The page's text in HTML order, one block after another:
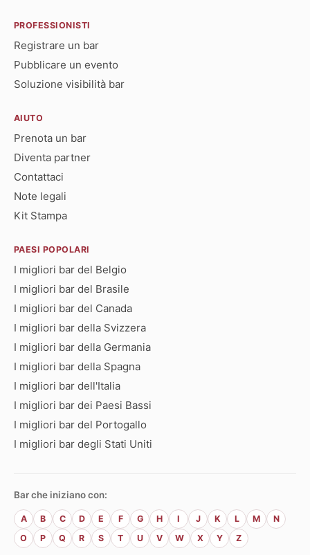
PROFESSIONISTI
Registrare un bar
Pubblicare un evento
Soluzione visibilità bar
AIUTO
Prenota un bar
Diventa partner
Contattaci
Note legali
Kit Stampa
PAESI POPOLARI
I migliori bar del Belgio
I migliori bar del Brasile
I migliori bar del Canada
I migliori bar della Svizzera
I migliori bar della Germania
I migliori bar della Spagna
I migliori bar dell'Italia
I migliori bar dei Paesi Bassi
I migliori bar del Portogallo
I migliori bar degli Stati Uniti
Bar che iniziano con:
A B C D E F G H I J K L M
N
O
P Q R S T U V W X Y Z